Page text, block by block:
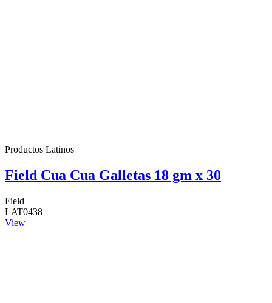
Productos Latinos
Field Cua Cua Galletas 18 gm x 30
Field
LAT0438
View